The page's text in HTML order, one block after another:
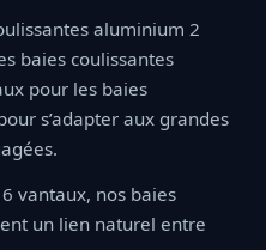
aluminium 2
baies coulissantes
pour les baies
s’adapter aux grandes
vantaux, nos baies
un lien naturel entre